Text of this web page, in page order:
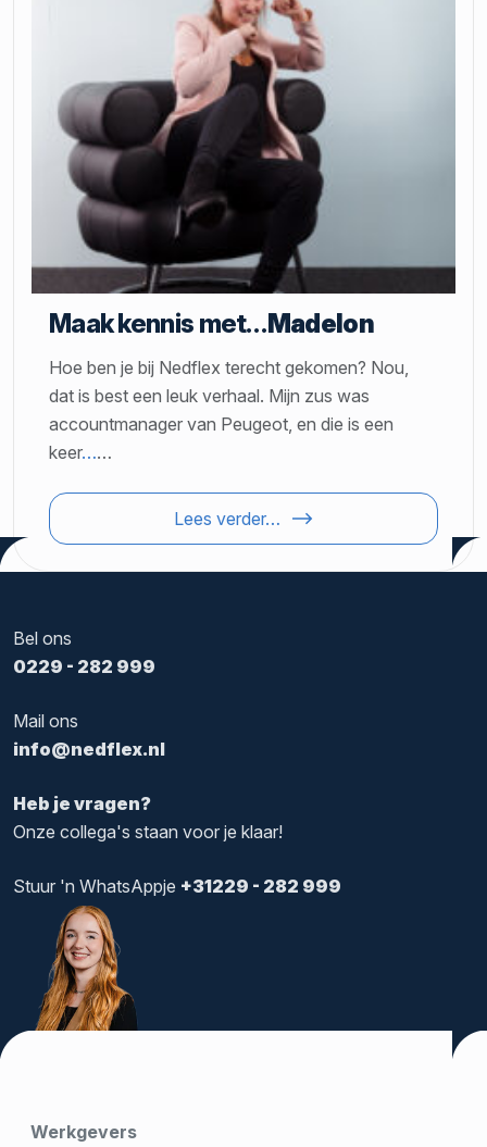
Maak kennis met…Madelon
Hoe ben je bij Nedflex terecht gekomen? Nou,
dat is best een leuk verhaal. Mijn zus was
accountmanager van Peugeot, en die is een
keer……
Lees verder…
Heb je vragen?
Onze collega's staan voor je klaar!
Bel ons
0229 - 282 999
Mail ons
info@nedflex.nl
Stuur 'n WhatsAppje +31229 - 282 999
Werkgevers